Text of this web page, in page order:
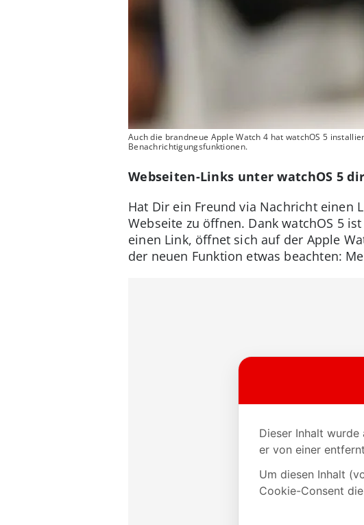
Auch die brandneue Apple Watch 4 hat watchOS 5
Benachrichtigungsfunktionen.
Webseiten-Links unter watchOS 5
Hat Dir ein Freund via Nachricht einen
Webseite zu öffnen. Dank watchOS 5
einen Link, öffnet sich auf der Apple
der neuen Funktion etwas beachten: